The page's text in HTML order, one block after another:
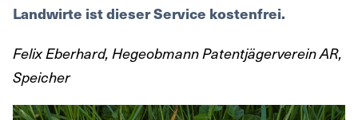
Landwirte ist dieser Service kostenfrei.
Felix Eberhard, Hegeobmann Patentjägerverein AR,
Speicher